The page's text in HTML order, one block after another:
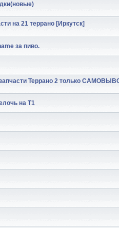
на 21 террано [Иркутск]
за пиво.
Террано 2 только
на Т1